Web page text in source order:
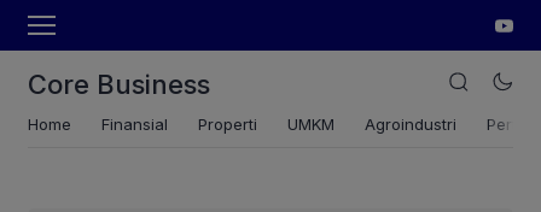
Core Business
Home Finansial Properti UMKM Agroindustri